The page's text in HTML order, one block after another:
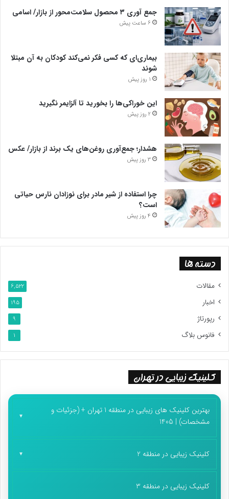
جمع آوری ۳ محصول سلامت‌محور از بازار/ اسامی
6 ساعت پیش
بیماری‌ای که کسی فکر نمی‌کند کودکان به آن مبتلا
شوند
1 روز پیش
این خوراکی‌ها را بخورید تا آلزایمر نگیرید
2 روز پیش
هشدار؛ جمع‌آوری روغن‌های یک برند از بازار/ عکس
3 روز پیش
چرا استفاده از شیر مادر برای نوزادان نارس حیاتی
است؟
4 روز پیش
دسته ها
مقالات 6,522
اخبار 195
رپورتاژ 9
فانوس بلاگ 1
کلینیک زیبایی در تهران
بهترین کلینیک های زیبایی در منطقه 1 تهران + (جزئیات و
مشخصات) | 1405
کلینیک زیبایی در منطقه 2
کلینیک زیبایی در منطقه 3